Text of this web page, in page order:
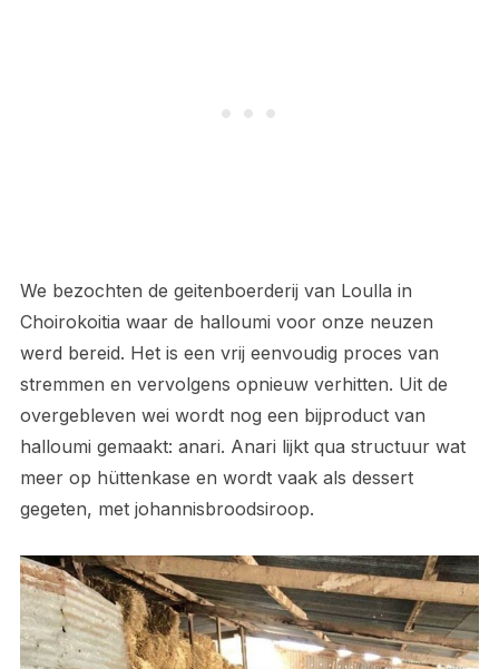
We bezochten de geitenboerderij van Loulla in
Choirokoitia waar de halloumi voor onze neuzen
werd bereid. Het is een vrij eenvoudig proces van
stremmen en vervolgens opnieuw verhitten. Uit de
overgebleven wei wordt nog een bijproduct van
halloumi gemaakt: anari. Anari lijkt qua structuur wat
meer op hüttenkase en wordt vaak als dessert
gegeten, met johannisbroodsiroop.